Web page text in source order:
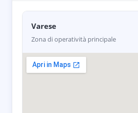
Varese
Zona di operatività principale